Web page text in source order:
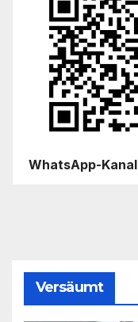
WhatsApp-Kanal
Versäumt